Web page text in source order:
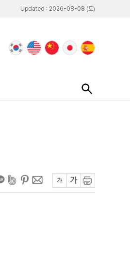
Updated : 2026-08-08 (토)